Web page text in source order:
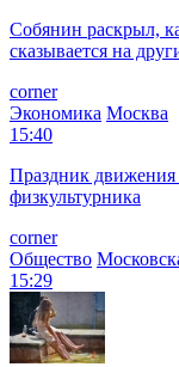
Собянин раскрыл,
сказывается на
corner
Экономика Москва
15:40
Праздник
физкультурника
corner
Общество
15:29